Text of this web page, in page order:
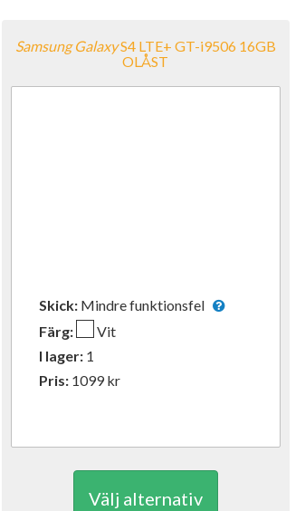
Samsung GalaxyS4 LTE+ GT-i9506 16GB
OLÅST
Skick: Mindre funktionsfel
Färg:
Vit
I lager: 1
Pris: 1099kr
Välj alternativ